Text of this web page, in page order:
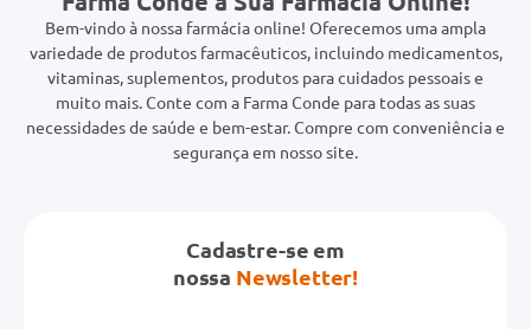
Bem-vindo à nossa farmácia online! Oferecemos uma ampla
variedade de produtos farmacêuticos, incluindo medicamentos,
vitaminas, suplementos, produtos para cuidados pessoais e
muito mais. Conte com a Farma Conde para todas as suas
necessidades de saúde e bem-estar. Compre com conveniência e
segurança em nosso site.
Cadastre-se em
nossa Newsletter!